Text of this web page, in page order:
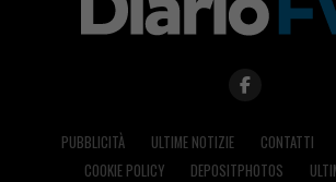
PUBBLICITÀ ULTIME NOTIZIE CONTATTI
COOKIE POLICY
DEPOSITPHOTOS